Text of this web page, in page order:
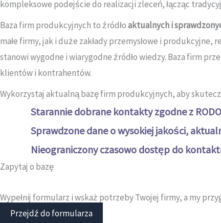
kompleksowe podejście do realizacji zleceń, łącząc
Baza firm produkcyjnych to źródłoaktualnych i
małe firmy, jak i duże zakłady przemysłowe i produkcyjne,
stanowi wygodne i wiarygodne źródło wiedzy. Baza firm
klientów i kontrahentów.
Wykorzystaj aktualną bazę firm produkcyjnych, aby
Starannie dobrane kontakty zgodne z
Sprawdzone dane o wysokiej jakości,
Nieograniczony czasowo dostęp do
Zapytaj o bazę
Wypełnij formularz i wskaż potrzeby Twojej firmy, a my
Przejdź do formularza